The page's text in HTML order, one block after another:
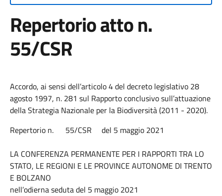
Repertorio atto n.
55/CSR
Accordo, ai sensi dell’articolo 4 del decreto legislativo 28
agosto 1997, n. 281 sul Rapporto conclusivo sull’attuazione
della Strategia Nazionale per la Biodiversità (2011 - 2020).
Repertorio n. 55/CSR del 5 maggio 2021
LA CONFERENZA PERMANENTE PER I RAPPORTI TRA LO
STATO, LE REGIONI E LE PROVINCE AUTONOME DI TRENTO
E BOLZANO
nell’odierna seduta del 5 maggio 2021